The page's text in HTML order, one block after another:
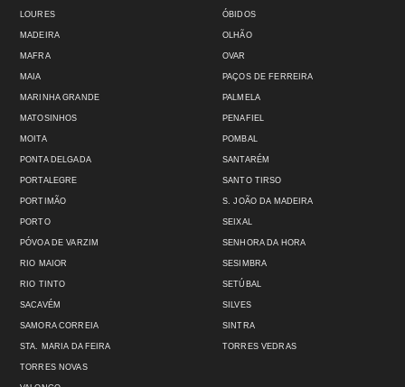
LOURES
MADEIRA
MAFRA
MAIA
MARINHA GRANDE
MATOSINHOS
MOITA
ÓBIDOS
OLHÃO
OVAR
PAÇOS DE FERREIRA
PALMELA
PENAFIEL
POMBAL
PONTA DELGADA
PORTALEGRE
PORTIMÃO
PORTO
PÓVOA DE VARZIM
RIO MAIOR
RIO TINTO
SACAVÉM
SAMORA CORREIA
STA. MARIA DA FEIRA
SANTARÉM
SANTO TIRSO
S. JOÃO DA MADEIRA
SEIXAL
SENHORA DA HORA
SESIMBRA
SETÚBAL
SILVES
SINTRA
TORRES VEDRAS
TORRES NOVAS